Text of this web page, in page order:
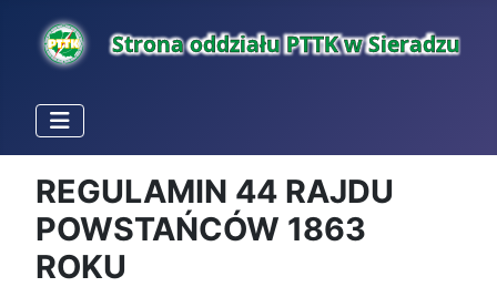
REGULAMIN 44 RAJDU
POWSTAŃCÓW 1863
ROKU